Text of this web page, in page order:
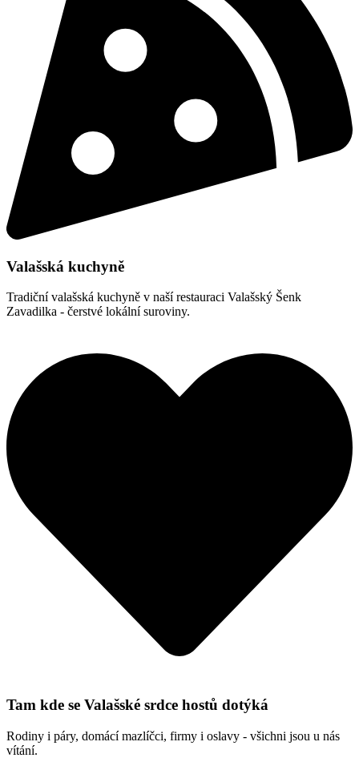
Valašská kuchyně
Tradiční valašská kuchyně v naší restauraci Valašský Šenk
Zavadilka - čerstvé lokální suroviny.
Tam kde se Valašské srdce hostů dotýká
Rodiny i páry, domácí mazlíčci, firmy i oslavy - všichni jsou u nás
vítání.